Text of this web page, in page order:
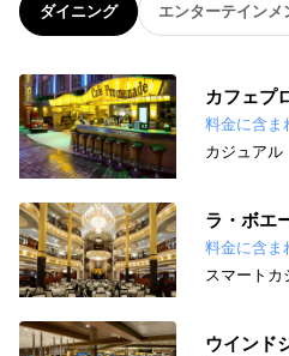
ダイニング エンターテインメ
カフェプ
料金に含ま
カジュアル
ラ・ボエ
料金に含ま
スマートカ
ウインド